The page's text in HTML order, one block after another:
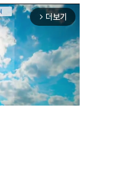
arrow_forward_ios 더보기